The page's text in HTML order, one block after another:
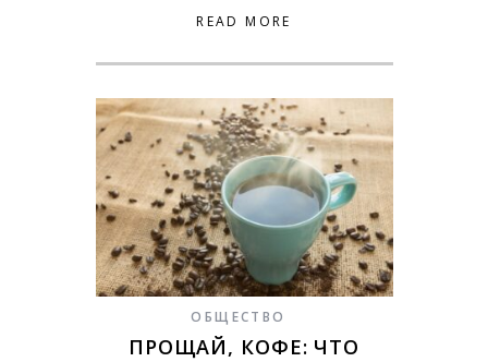
READ MORE
ОБЩЕСТВО
ПРОЩАЙ, КОФЕ: ЧТО